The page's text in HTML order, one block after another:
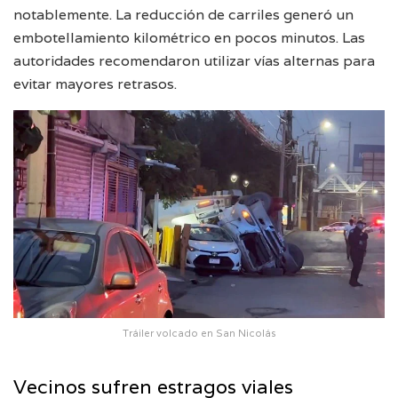
notablemente. La reducción de carriles generó un
embotellamiento kilométrico en pocos minutos. Las
autoridades recomendaron utilizar vías alternas para
evitar mayores retrasos.
Tráiler volcado en San Nicolás
Vecinos sufren estragos viales